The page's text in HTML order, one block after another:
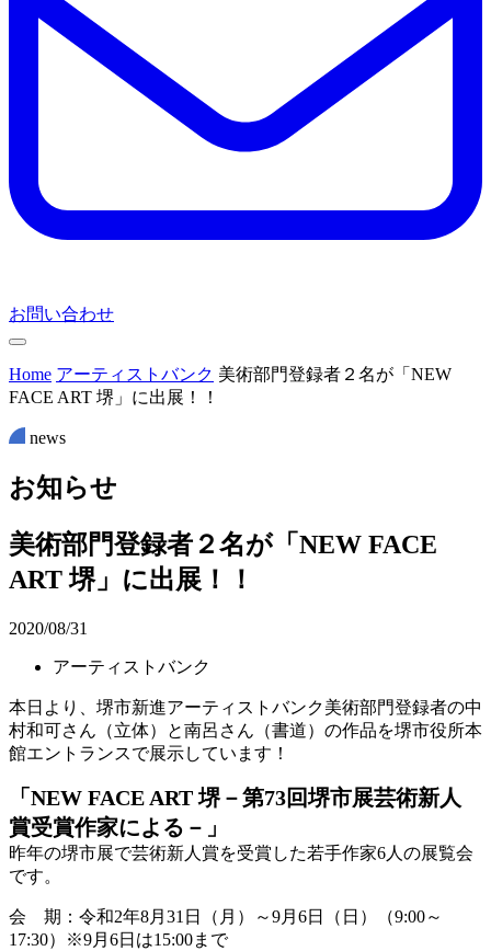
お問い合わせ
Home アーティストバンク 美術部門登録者２名が「NEW
FACE ART 堺」に出展！！
news
お知らせ
美術部門登録者２名が「NEW FACE
ART 堺」に出展！！
2020/08/31
アーティストバンク
本日より、堺市新進アーティストバンク美術部門登録者の中
村和可さん（立体）と南呂さん（書道）の作品を堺市役所本
館エントランスで展示しています！
「NEW FACE ART 堺－第73回堺市展芸術新人
賞受賞作家による－」
昨年の堺市展で芸術新人賞を受賞した若手作家6人の展覧会
です。
会 期：令和2年8月31日（月）～9月6日（日）（9:00～
17:30）※9月6日は15:00まで